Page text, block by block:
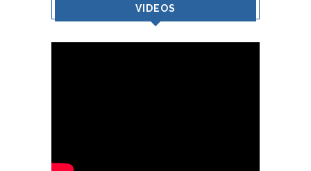
VIDEOS